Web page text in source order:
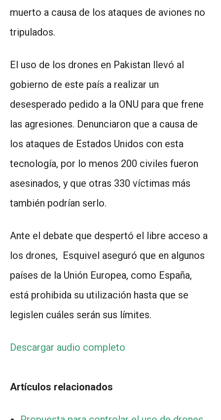
muerto a causa de los ataques de aviones no
tripulados.
El uso de los drones en Pakistan llevó al
gobierno de este país a realizar un
desesperado pedido a la ONU para que frene
las agresiones. Denunciaron que a causa de
los ataques de Estados Unidos con esta
tecnología, por lo menos 200 civiles fueron
asesinados, y que otras 330 víctimas más
también podrían serlo.
Ante el debate que despertó el libre acceso a
los drones, Esquivel aseguró que en algunos
países de la Unión Europea, como España,
está prohibida su utilización hasta que se
legislen cuáles serán sus límites.
Descargar audio completo
Artículos relacionados